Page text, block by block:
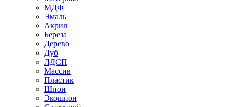
МДФ
Эмаль
Акрил
Береза
Дерево
Дуб
ЛДСП
Массив
Пластик
Шпон
Экошпон